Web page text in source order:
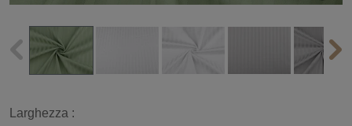
Larghezza :